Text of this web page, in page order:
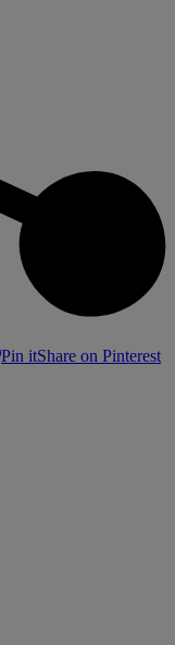
Pin itShare on Pinterest